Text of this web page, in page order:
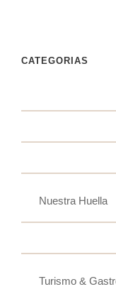
CATEGORIAS
Nuestra Huella
Turismo &